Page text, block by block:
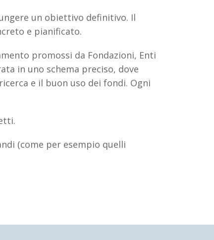
un obiettivo definitivo. Il
e pianificato.
promossi da Fondazioni, Enti
in uno schema preciso, dove
e il buon uso dei fondi. Ogni
(come per esempio quelli